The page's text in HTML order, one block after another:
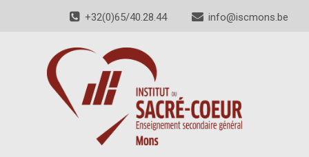
+32(0)65/40.28.44 info@iscmons.be